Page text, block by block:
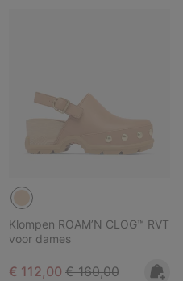
Klompen ROAM’N CLOG™ RVT
voor dames
Sale price:
€ 112,00 Regular price:
€ 160,00